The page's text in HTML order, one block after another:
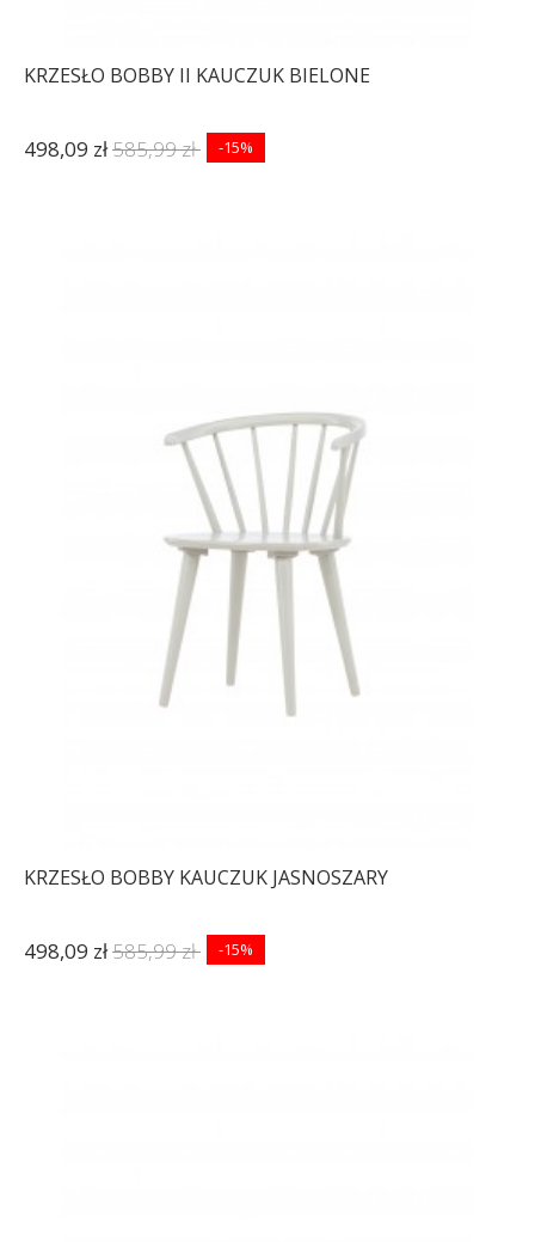
KRZESŁO BOBBY II KAUCZUK BIELONE
498,09 zł585,99 zł -15%
KRZESŁO BOBBY KAUCZUK JASNOSZARY
498,09 zł585,99 zł -15%